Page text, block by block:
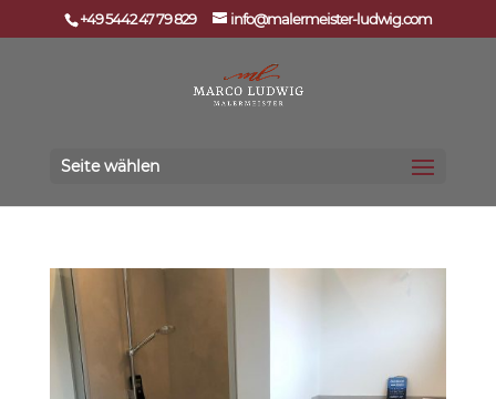
+49 5442 47 79 829 info@malermeister-ludwig.com
Seite wählen